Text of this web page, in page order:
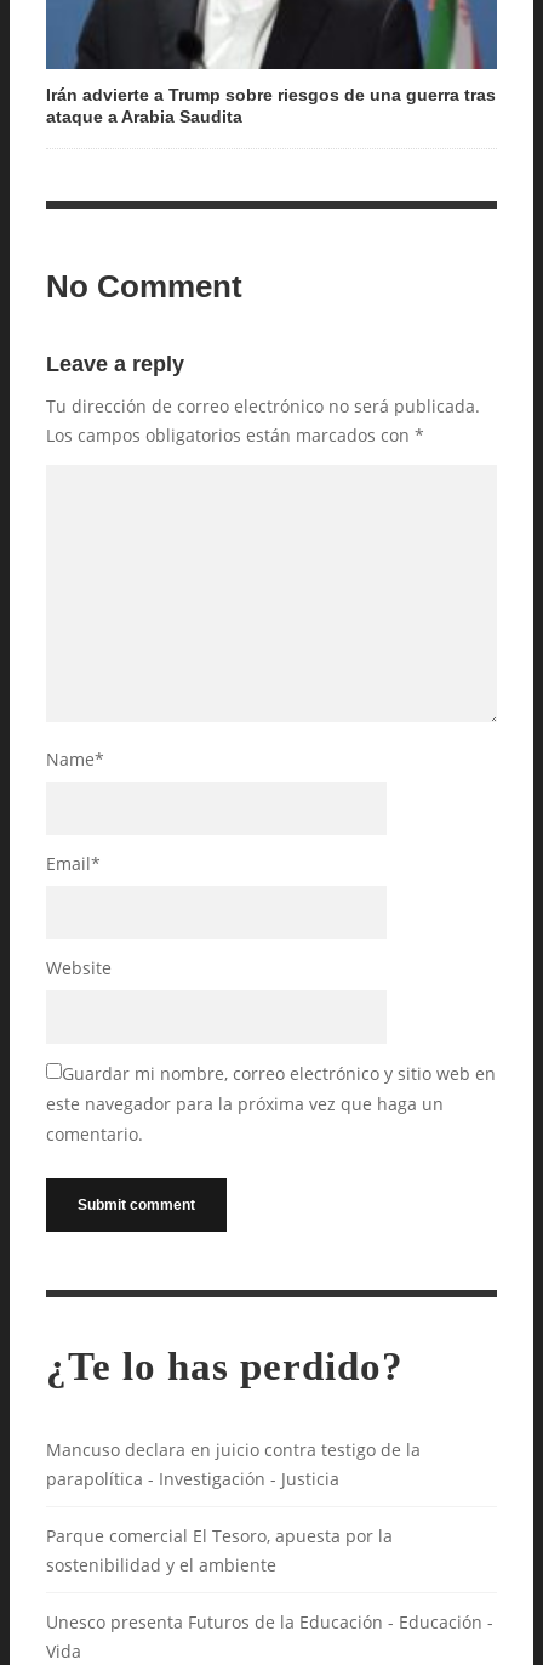
Irán advierte a Trump sobre riesgos de una guerra tras
ataque a Arabia Saudita
No Comment
Leave a reply
Tu dirección de correo electrónico no será publicada.
Los campos obligatorios están marcados con *
Name*
Email*
Website
Guardar mi nombre, correo electrónico y sitio web en
este navegador para la próxima vez que haga un
comentario.
¿Te lo has perdido?
Mancuso declara en juicio contra testigo de la
parapolítica - Investigación - Justicia
Parque comercial El Tesoro, apuesta por la
sostenibilidad y el ambiente
Unesco presenta Futuros de la Educación - Educación -
Vida